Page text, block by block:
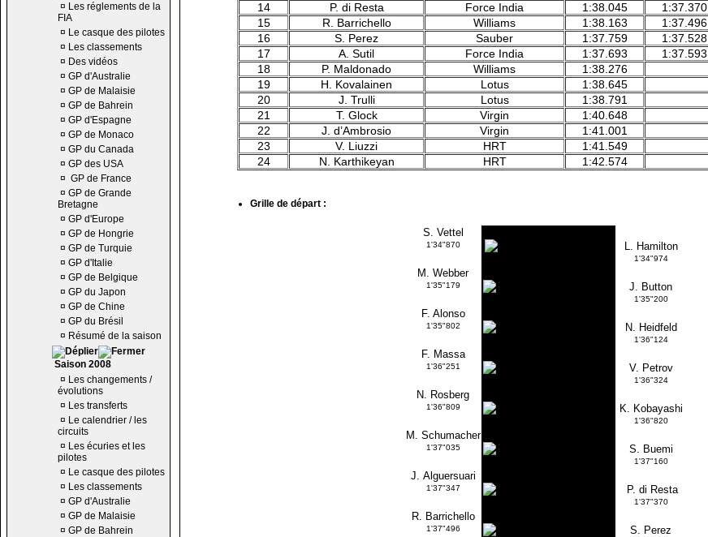
¤ Les réglements de la
FIA
¤ Le casque des pilotes
¤ Les classements
¤ Des vidéos
¤ GP d'Australie
¤ GP de Malaisie
¤ GP de Bahrein
¤ GP d'Espagne
¤ GP de Monaco
¤ GP du Canada
¤ GP des USA
¤ GP de France
¤ GP de Grande
Bretagne
¤ GP d'Europe
¤ GP de Hongrie
¤ GP de Turquie
¤ GP d'Italie
¤ GP de Belgique
¤ GP du Japon
¤ GP de Chine
¤ GP du Brésil
¤ Résumé de la saison
Saison 2008
¤ Les changements /
évolutions
¤ Les transferts
¤ Le calendrier / les
circuits
¤ Les écuries et les
pilotes
¤ Le casque des pilotes
¤ Les classements
¤ GP d'Australie
¤ GP de Malaisie
¤ GP de Bahrein
14
P. di Resta Force India 1:38.045
1:37.370
15
R. Barrichello Williams 1:38.163
1:37.496
16
S. Perez Sauber 1:37.759
1:37.528
17
A. Sutil Force India 1:37.693
1:37.593
18
P. Maldonado Williams
1:38.276
19
H. Kovalainen Lotus
1:38.645
20
J. Trulli Lotus
1:38.791
21
T. Glock Virgin
1:40.648
22
J. d’Ambrosio Virgin
1:41.001
23
V. Liuzzi HRT
1:41.549
24
N. Karthikeyan HRT 1:42.574
Grille de départ :
S. Vettel
1'34"870 L. Hamilton
1'34"974
M. Webber
1'35"179 J. Button
1'35"200
F. Alonso
1'35"802 N. Heidfeld
1'36"124
F. Massa
1'36"251 V. Petrov
1'36"324
N. Rosberg
1'36"809 K. Kobayashi
1'36"820
M. Schumacher
1'37"035 S. Buemi
1'37"160
J. Alguersuari
1'37"347 P. di Resta
1'37"370
R. Barrichello
1'37"496 S. Perez